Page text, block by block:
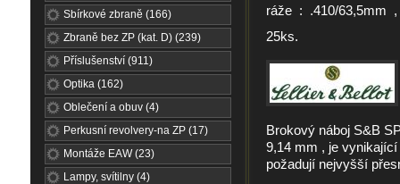
Sbírkové zbraně (166)
Zbraně bez ZP (kat. D) (239)
Příslušenství (911)
Optika (162)
Oblečení a obuv (4)
Perkusní revolvery-na ZP (17)
Montáže EAW (23)
Lampy, svítilny (4)
ráže : .410/63,5mm
25ks.
Brokový náboj S&B
9,14 mm , je
požadují nejvyšší